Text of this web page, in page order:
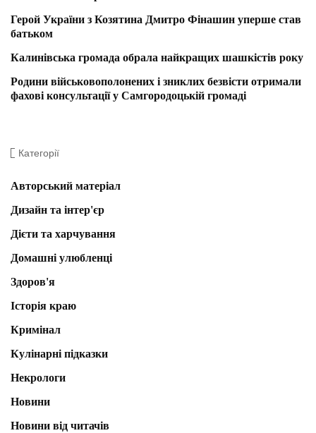
Герой України з Козятина Дмитро Фінашин уперше став
батьком
Калинівська громада обрала найкращих шашкістів року
Родини військовополонених і зниклих безвісти отримали
фахові консультації у Самгородоцькій громаді
Категорії
Авторський матеріал
Дизайн та інтер'єр
Дієти та харчування
Домашні улюбленці
Здоров'я
Історія краю
Кримінал
Кулінарні підказки
Некрологи
Новини
Новини від читачів